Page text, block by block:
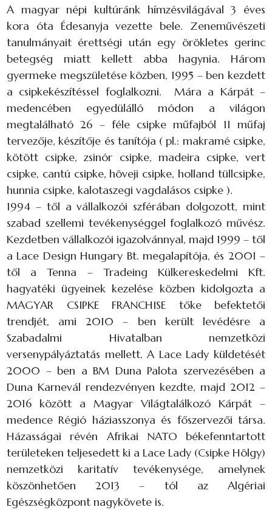
A magyar népi kultúránk hímzésvilágával 3 éves
kora óta Édesanyja vezette bele. Zeneművészeti
tanulmányait érettségi után egy örökletes gerinc
betegség miatt kellett abba hagynia. Három
gyermeke megszületése közben, 1995 – ben kezdett
a csipkekészítéssel foglalkozni. Mára a Kárpát –
medencében egyedülálló módon a világon
megtalálható 26 – féle csipke műfajból 11 műfaj
tervezője, készítője és tanítója ( pl.: makramé csipke,
kötött csipke, zsinór csipke, madeira csipke, vert
csipke, cantú csipke, höveji csipke, holland tüllcsipke,
hunnia csipke, kalotaszegi vagdalásos csipke ).
1994 – től a vállalkozói szférában dolgozott, mint
szabad szellemi tevékenységgel foglalkozó művész.
Kezdetben vállalkozói igazolvánnyal, majd 1999 – től
a Lace Design Hungary Bt. megalapítója, és 2001 –
től a Tenna – Tradeing Külkereskedelmi Kft.
hagyatéki ügyeinek kezelése közben kidolgozta a
MAGYAR CSIPKE FRANCHISE tőke befektetői
trendjét, ami 2010 – ben került levédésre a
Szabadalmi Hivatalban nemzetközi
versenypályáztatás mellett. A Lace Lady küldetését
2000 – ben a BM Duna Palota szervezésében a
Duna Karnevál rendezvényen kezdte, majd 2012 –
2016 között a Magyar Világtalálkozó Kárpát –
medence Régió háziasszonya és főszervezői társa.
Házasságai révén Afrikai NATO békefenntartott
területeken teljesedett ki a Lace Lady (Csipke Hölgy)
nemzetközi karitatív tevékenysége, amelynek
köszönhetően 2013 – tól az Algériai
Egészségközpont nagykövete is.